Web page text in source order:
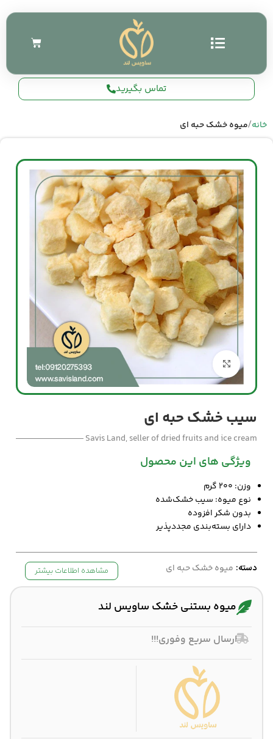
تماس بگیرید
خانه میوه خشک حبه ای
بزرگنمایی تصویر
سیب خشک حبه ای
Savis Land, seller of dried fruits and ice cream
ویژگی های این محصول
وزن: ۲۰۰ گرم
نوع میوه: سیب خشک‌شده
بدون شکر افزوده
دارای بسته‌بندی مجددپذیر
دسته: میوه خشک حبه ای مشاهده اطلاعات بیشتر
میوه بستنی خشک ساویس لند
ارسال سریع وفوری!!!